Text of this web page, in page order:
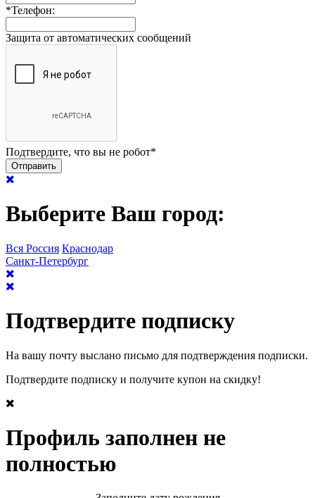
*Телефон:
Защита от автоматических сообщений
Подтвердите, что вы не робот*
Выберите Ваш город:
Вся Россия Краснодар
Санкт-Петербург
Подтвердите подписку
На вашу почту выслано письмо для подтверждения подписки.
Подтвердите подписку и получите купон на скидку!
Профиль заполнен не
полностью